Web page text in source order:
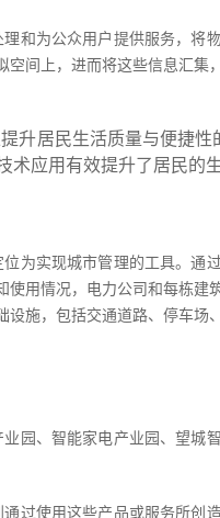
和为公众用户提供服务，将
间上，进而将这些信息汇集
升居民生活质量与便捷
应用有效提升了居民的生
为实现城市管理的工具。通
用情况，电力公司和每栋建
施，包括交通道路、停车
园、智能家电产业园、望城
过使用这些产品或服务所创